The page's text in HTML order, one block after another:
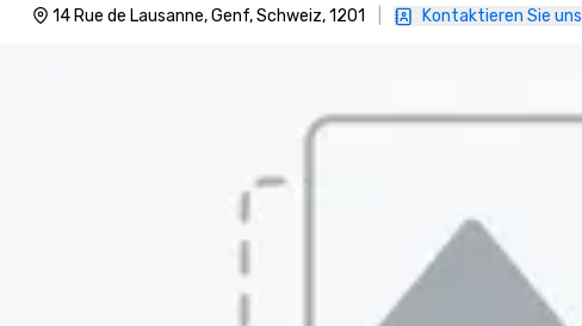
14 Rue de Lausanne, Genf, Schweiz, 1201 Kontaktieren Sie uns